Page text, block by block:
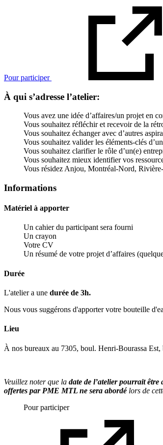
Pour participer
À qui s’adresse l’atelier:
Vous avez une idée d’affaires/un projet en
Vous souhaitez réfléchir et recevoir de la
Vous souhaitez échanger avec d’autres
Vous souhaitez valider les éléments-clés
Vous souhaitez clarifier le rôle d’un(e)
Vous souhaitez mieux identifier vos
Vous résidez Anjou, Montréal-Nord,
Informations
Matériel à apporter
Un cahier du participant sera fourni
Un crayon
Votre CV
Un résumé de votre projet d’affaires
Durée
L'atelier a une durée de 3h.
Nous vous suggérons d'apporter votre bouteille
Lieu
À nos bureaux au 7305, boul. Henri-Bourassa
Veuillez noter que la date de l’atelier pourrait être
offertes par PME MTL ne sera abordélors de
Pour participer